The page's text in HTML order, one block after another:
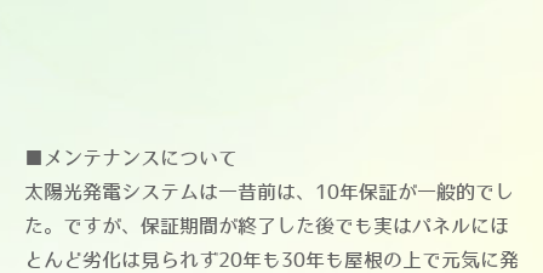
■メンテナンスについて
太陽光発電システムは一昔前は、10年保証が一般的でし
た。ですが、保証期間が終了した後でも実はパネルにほ
とんど劣化は見られず20年も30年も屋根の上で元気に発